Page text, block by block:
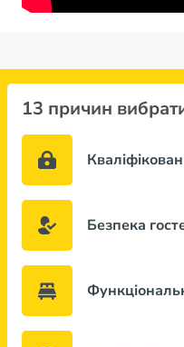
13 причин
Безпека